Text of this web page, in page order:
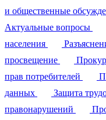
и общественные
Актуальные вопросы
населения
просвещение
прав потребителей
данных
Защита
правонарушений